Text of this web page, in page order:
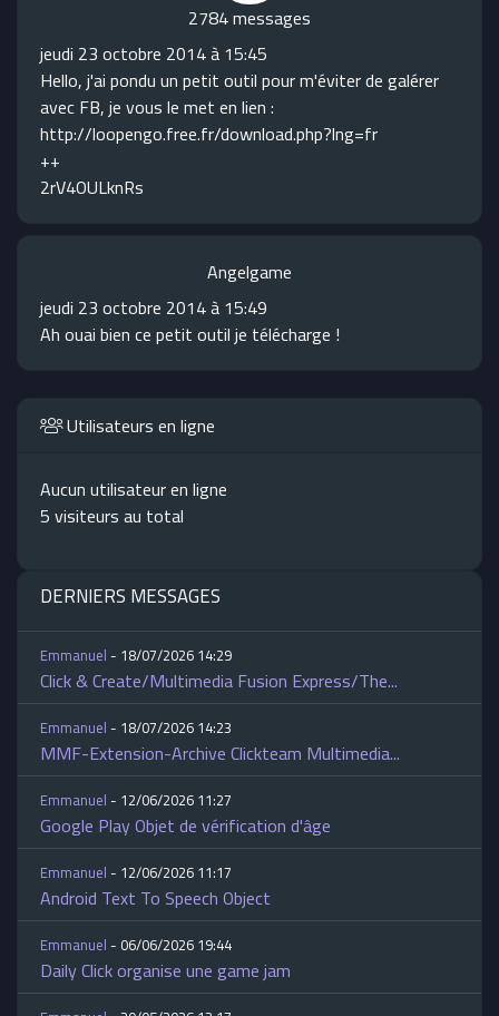
2784 messages
jeudi 23 octobre 2014 à 15:45
Hello, j'ai pondu un petit outil pour m'éviter de galérer
avec FB, je vous le met en lien :
http://loopengo.free.fr/download.php?lng=fr
++
2rV4OULknRs
Angelgame
jeudi 23 octobre 2014 à 15:49
Ah ouai bien ce petit outil je télécharge !
Utilisateurs en ligne
Aucun utilisateur en ligne
5 visiteurs au total
DERNIERS MESSAGES
Emmanuel- 18/07/2026 14:29
Click & Create/Multimedia Fusion Express/The...
Emmanuel- 18/07/2026 14:23
MMF-Extension-Archive Clickteam Multimedia...
Emmanuel- 12/06/2026 11:27
Google Play Objet de vérification d'âge
Emmanuel- 12/06/2026 11:17
Android Text To Speech Object
Emmanuel- 06/06/2026 19:44
Daily Click organise une game jam